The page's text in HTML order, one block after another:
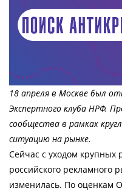
18 апреля в Москве был
Экспертного клуба НРФ.
сообщества в рамках
ситуацию на рынке.
Сейчас с уходом крупных
российского рекламного
изменилась. По оценкам